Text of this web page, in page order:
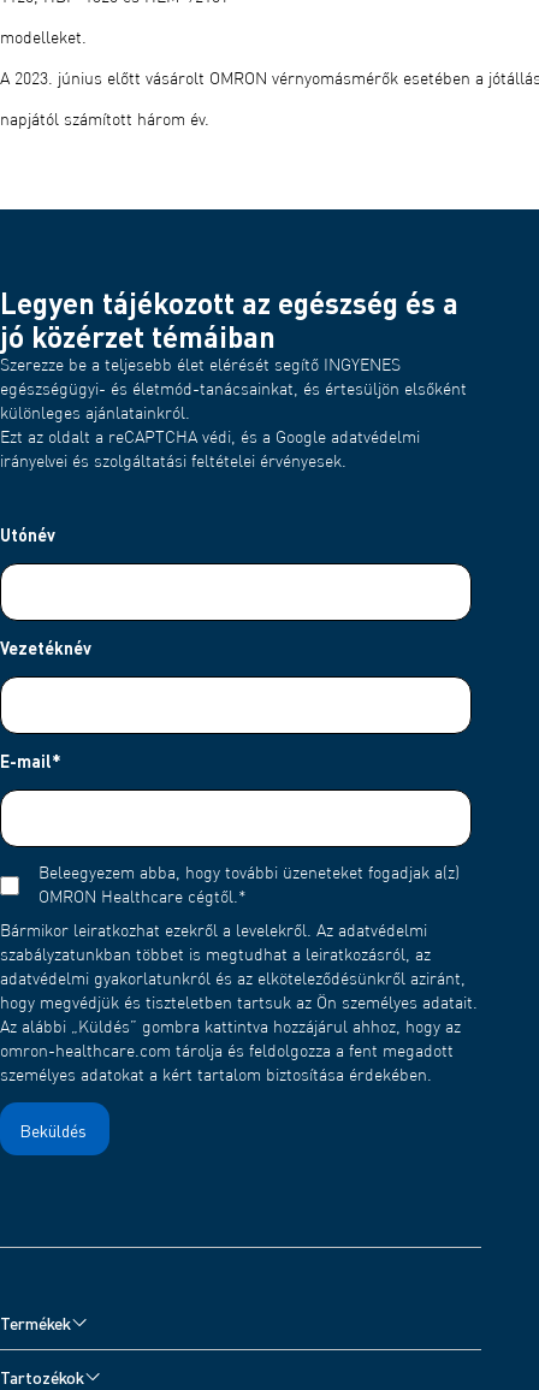
modelleket.
A 2023. június előtt vásárolt OMRON vérnyomásmérők esetében a
napjától számított három év.
Legyen tájékozott az egészség és a
jó közérzet témáiban
Szerezze be a teljesebb élet elérését segítő INGYENES
egészségügyi- és életmód-tanácsainkat, és értesüljön elsőként
különleges ajánlatainkról.
Ezt az oldalt a reCAPTCHA védi, és a Google adatvédelmi
irányelvei és szolgáltatási feltételei érvényesek.
Utónév
Vezetéknév
E-mail*
Beleegyezem abba, hogy további üzeneteket fogadjak a(z)
OMRON Healthcare cégtől.*
Bármikor leiratkozhat ezekről a levelekről. Az adatvédelmi
szabályzatunkban többet is megtudhat a leiratkozásról, az
adatvédelmi gyakorlatunkról és az elköteleződésünkről aziránt,
hogy megvédjük és tiszteletben tartsuk az Ön személyes adatait.
Az alábbi „Küldés” gombra kattintva hozzájárul ahhoz, hogy az
omron-healthcare.com tárolja és feldolgozza a fent megadott
személyes adatokat a kért tartalom biztosítása érdekében.
Termékek
Tartozékok